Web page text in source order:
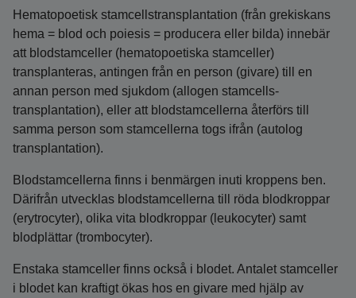
Hematopoetisk stamcellstransplantation (från grekiskans
hema = blod och poiesis = producera eller bilda) innebär
att blodstamceller (hematopoetiska stamceller)
transplanteras, antingen från en person (givare) till en
annan person med sjukdom (allogen stamcells­
transplantation), eller att blodstamcellerna återförs till
samma person som stamcellerna togs ifrån (autolog
transplantation).
Blodstamcellerna finns i benmärgen inuti kroppens ben.
Därifrån utvecklas blodstamcellerna till röda blodkroppar
(erytrocyter), olika vita blodkroppar (leukocyter) samt
blodplättar (trombocyter).
Enstaka stamceller finns också i blodet. Antalet stamceller
i blodet kan kraftigt ökas hos en givare med hjälp av